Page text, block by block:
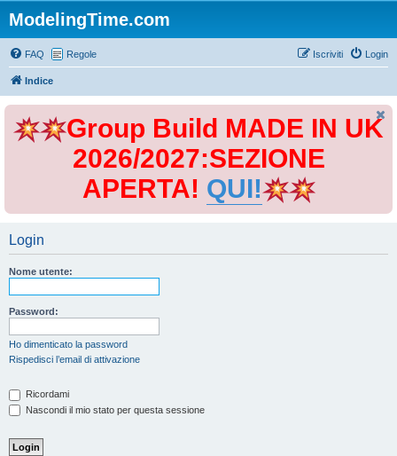
ModelingTime.com
FAQ Regole Login
Iscriviti
Indice
Group Build MADE IN UK
2026/2027:SEZIONE
APERTA! QUI!
Login
Nome utente:
Password:
Ho dimenticato la password
Rispedisci l’email di attivazione
Ricordami
Nascondi il mio stato per questa sessione